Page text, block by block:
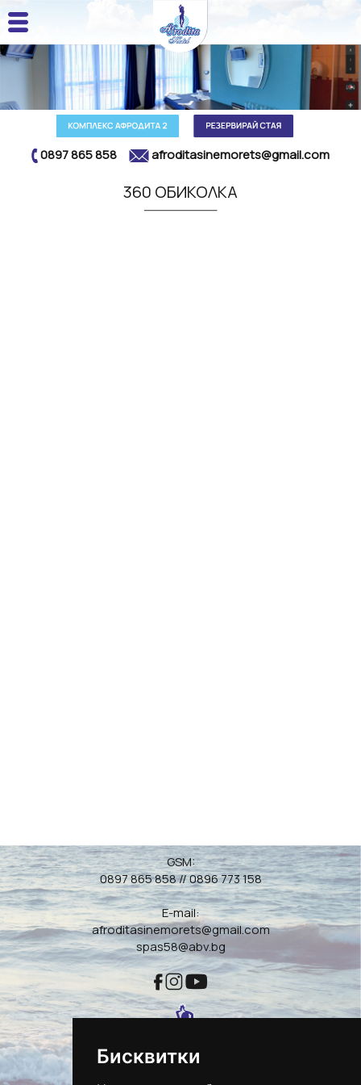
Бисквитки
0897 865 858 afroditasinemorets@gmail.com
360 ОБИКОЛКА
GSM:
0897 865 858//0896 773 158
E-mail:
afroditasinemorets@gmail.com
spas58@abv.bg